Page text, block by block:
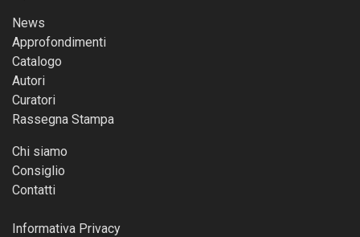
News
Approfondimenti
Catalogo
Autori
Curatori
Rassegna Stampa
Chi siamo
Consiglio
Contatti
Informativa Privacy